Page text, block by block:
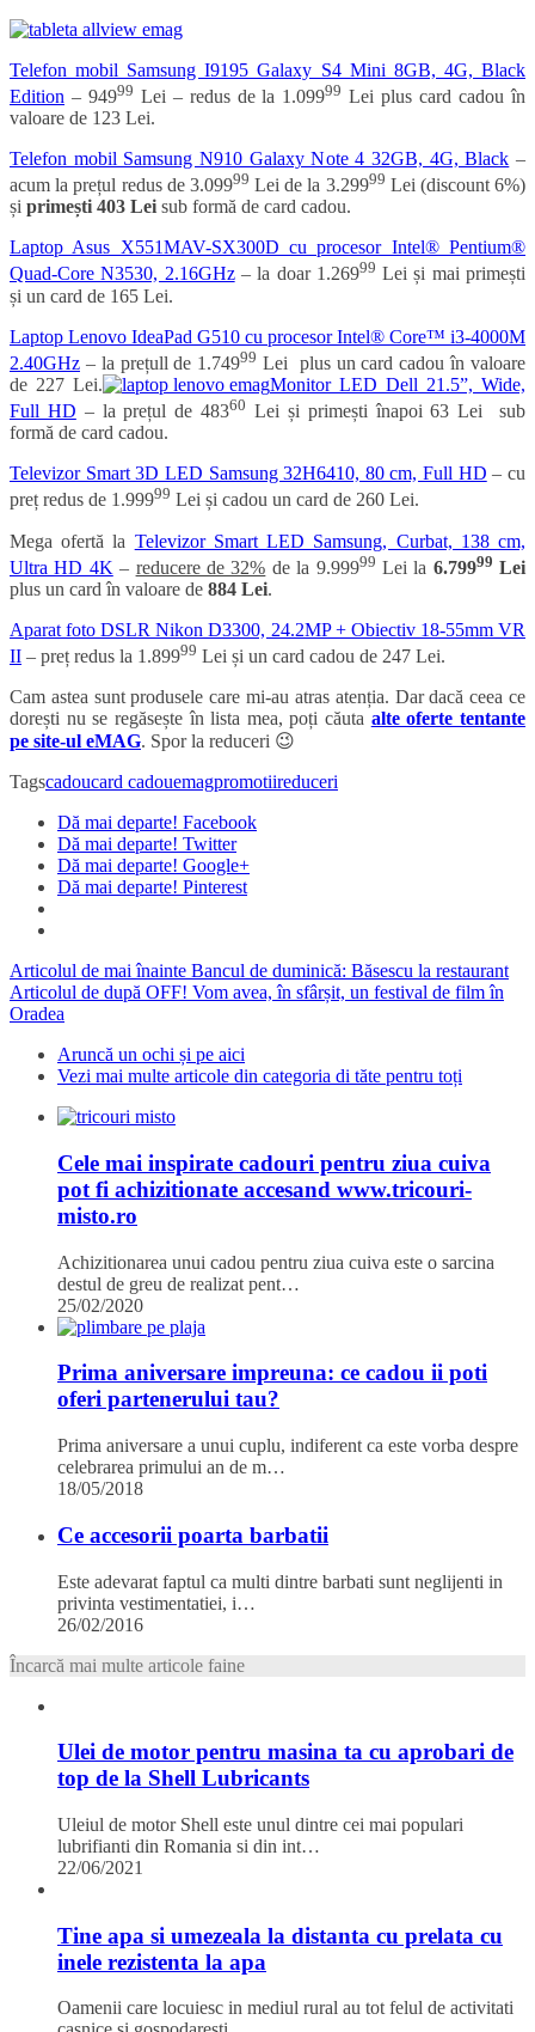
Telefon mobil Samsung I9195 Galaxy S4 Mini 8GB, 4G, Black
Edition – 94999 Lei – redus de la 1.09999 Lei plus card cadou în
valoare de 123 Lei.
Telefon mobil Samsung N910 Galaxy Note 4 32GB, 4G, Black –
acum la prețul redus de 3.09999 Lei de la 3.29999 Lei (discount 6%)
și primești 403 Lei sub formă de card cadou.
Laptop Asus X551MAV-SX300D cu procesor Intel® Pentium®
Quad-Core N3530, 2.16GHz– la doar 1.26999 Lei și mai primești
și un card de 165 Lei.
Laptop Lenovo IdeaPad G510 cu procesor Intel® Core™ i3-4000M
2.40GHz – la prețull de 1.74999 Lei plus un card cadou în valoare
de 227 Lei.
Monitor LED Dell 21.5”, Wide,
Full HD – la prețul de48360 Lei și primești înapoi 63 Lei sub
formă de card cadou.
Televizor Smart 3D LED Samsung 32H6410, 80 cm, Full HD – cu
preț redus de 1.99999 Lei și cadou un card de 260 Lei.
Mega ofertă la Televizor Smart LED Samsung, Curbat, 138 cm,
Ultra HD 4K – reducere de 32% de la 9.99999 Lei la 6.79999 Lei
plus un card în valoare de 884 Lei.
Aparat foto DSLR Nikon D3300, 24.2MP + Obiectiv 18-55mm VR
II – preț redus la 1.89999 Lei și un card cadou de 247 Lei.
Cam astea sunt produsele care mi-au atras atenția. Dar dacă ceea ce
dorești nu se regăsește în lista mea, poți căuta alte oferte tentante
pe site-ul eMAG. Spor la reduceri 😉
Tagscadoucard cadouemagpromotiireduceri
Dă mai departe! Facebook
Dă mai departe! Twitter
Dă mai departe! Google+
Dă mai departe! Pinterest
Articolul de mai înainte Bancul de duminică: Băsescu la restaurant
Articolul de după OFF! Vom avea, în sfârșit, un festival de film în
Oradea
Aruncă un ochi și pe aici
Vezi mai multe articole din categoria di tăte pentru toți
Cele mai inspirate cadouri pentru ziua cuiva
pot fi achizitionate accesand www.tricouri-
misto.ro
Achizitionarea unui cadou pentru ziua cuiva este o sarcina
destul de greu de realizat pent…
25/02/2020
Prima aniversare impreuna: ce cadou ii poti
oferi partenerului tau?
Prima aniversare a unui cuplu, indiferent ca este vorba despre
celebrarea primului an de m…
18/05/2018
Ce accesorii poarta barbatii
Este adevarat faptul ca multi dintre barbati sunt neglijenti in
privinta vestimentatiei, i…
26/02/2016
Încarcă mai multe articole faine
Ulei de motor pentru masina ta cu aprobari de
top de la Shell Lubricants
Uleiul de motor Shell este unul dintre cei mai populari
lubrifianti din Romania si din int…
22/06/2021
Tine apa si umezeala la distanta cu prelata cu
inele rezistenta la apa
Oamenii care locuiesc in mediul rural au tot felul de activitati